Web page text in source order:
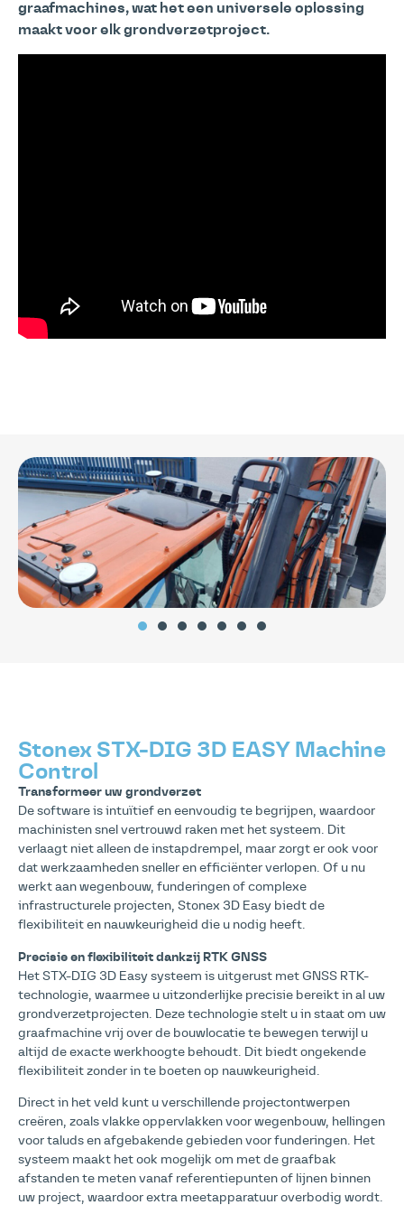
graafmachines, wat het een universele oplossing
maakt voor elk grondverzetproject.
Stonex STX-DIG 3D EASY Machine
Control
Transformeer uw grondverzet
De software is intuïtief en eenvoudig te begrijpen, waardoor
machinisten snel vertrouwd raken met het systeem. Dit
verlaagt niet alleen de instapdrempel, maar zorgt er ook voor
dat werkzaamheden sneller en efficiënter verlopen. Of u nu
werkt aan wegenbouw, funderingen of complexe
infrastructurele projecten, Stonex 3D Easy biedt de
flexibiliteit en nauwkeurigheid die u nodig heeft.
Precisie en flexibiliteit dankzij RTK GNSS
Het STX-DIG 3D Easy systeem is uitgerust met GNSS RTK-
technologie, waarmee u uitzonderlijke precisie bereikt in al uw
grondverzetprojecten. Deze technologie stelt u in staat om uw
graafmachine vrij over de bouwlocatie te bewegen terwijl u
altijd de exacte werkhoogte behoudt. Dit biedt ongekende
flexibiliteit zonder in te boeten op nauwkeurigheid.
Direct in het veld kunt u verschillende projectontwerpen
creëren, zoals vlakke oppervlakken voor wegenbouw, hellingen
voor taluds en afgebakende gebieden voor funderingen. Het
systeem maakt het ook mogelijk om met de graafbak
afstanden te meten vanaf referentiepunten of lijnen binnen
uw project, waardoor extra meetapparatuur overbodig wordt.